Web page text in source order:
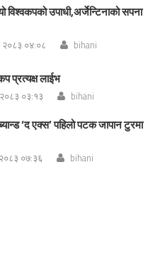
विश्वकपको उपाधी,अर्जेन्टिनाको सपना
२०८३ ०४:०८ bihani
प्रत्यक्ष लाईभ
०३:१३ bihani
‘द एक्स’ पहिलो पटक जापान टुरमा
०७:३६ bihani